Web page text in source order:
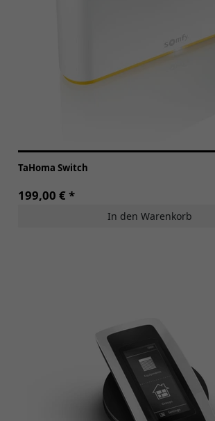
TaHoma Switch
199,00 € *
In den Warenkorb